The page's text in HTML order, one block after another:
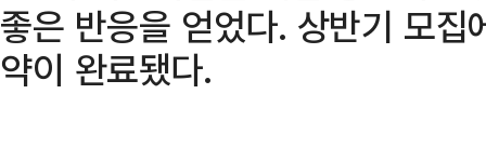
좋은 반응을 얻었다. 상반기 모
약이 완료됐다.